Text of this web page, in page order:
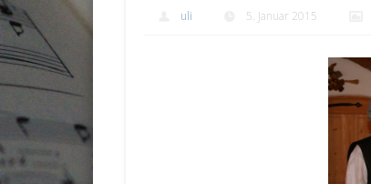
uli 5. Januar 2015